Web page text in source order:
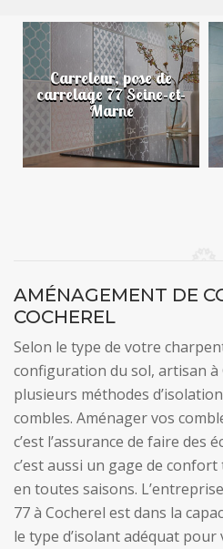
Carreleur, pose de
carrelage 77 Seine-et-
Marne
AMÉNAGEMENT DE
COCHEREL
Selon le type de votre
configuration du sol, artisan à
plusieurs méthodes
combles. Aménager vos
c’est l’assurance de faire des
c’est aussi un gage de
en toutes saisons.
77 à Cocherel est dans la
le type d’isolant adéquat pour